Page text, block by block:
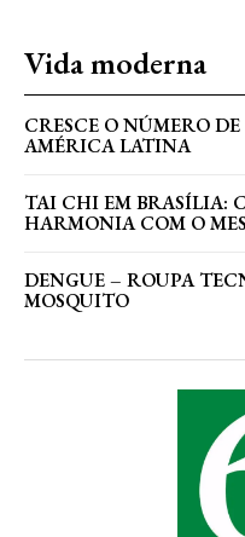
Vida moderna
CRESCE O NÚMERO
AMÉRICA LATINA
TAI CHI EM BRASÍLIA:
HARMONIA COM O
DENGUE – ROUPA
MOSQUITO